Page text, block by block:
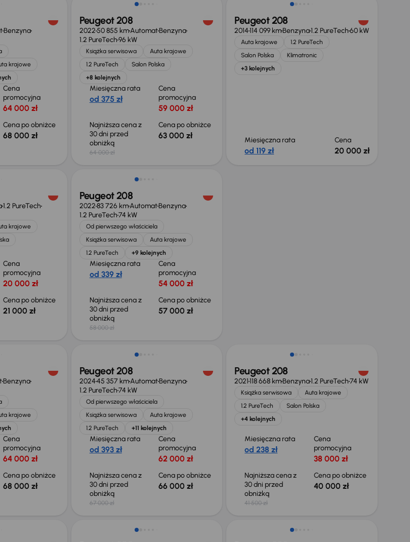
Benzyna
krajowe
Cena
promocyjna
64 000 zł
Cena po obniżce
68 000 zł
Peugeot 208
202250 855 kmAutomatBenzyna
1.2 PureTech96 kW
Książka serwisowa
Auta krajowe
1.2 PureTech
Salon Polska
+8 kolejnych
Miesięczna rata
od 375 zł
Cena
promocyjna
59 000 zł
Najniższa cena z
30 dni przed
obniżką
64 000 zł
Cena po obniżce
63 000 zł
Peugeot 208
2014114 099 kmBenzyna1.2 PureTech60 kW
Auta krajowe
1.2 PureTech
Salon Polska
Klimatronic
+3 kolejnych
Miesięczna rata
od 119 zł
Cena
20 000 zł
1.2 PureTech
krajowe
Cena
promocyjna
20 000 zł
Cena po obniżce
21 000 zł
Świeżo skupione
Peugeot 208
202283 726 kmAutomatBenzyna
1.2 PureTech74 kW
Od pierwszego właściciela
Książka serwisowa
Auta krajowe
1.2 PureTech
+9 kolejnych
Miesięczna rata
od 339 zł
Cena
promocyjna
54 000 zł
Najniższa cena z
30 dni przed
obniżką
58 000 zł
Cena po obniżce
57 000 zł
Benzyna
krajowe
Cena
promocyjna
64 000 zł
Cena po obniżce
68 000 zł
Świeżo skupione
Peugeot 208
202445 357 kmAutomatBenzyna
1.2 PureTech74 kW
Od pierwszego właściciela
Książka serwisowa
Auta krajowe
1.2 PureTech
+11 kolejnych
Miesięczna rata
od 393 zł
Cena
promocyjna
62 000 zł
Najniższa cena z
30 dni przed
obniżką
67 000 zł
Cena po obniżce
66 000 zł
Peugeot 208
2021118 668 kmBenzyna1.2 PureTech74 kW
Książka serwisowa
Auta krajowe
1.2 PureTech
Salon Polska
+4 kolejnych
Miesięczna rata
od 238 zł
Cena
promocyjna
38 000 zł
Najniższa cena z
30 dni przed
obniżką
41 500 zł
Cena po obniżce
40 000 zł
Świeżo skupione Świeżo skupione